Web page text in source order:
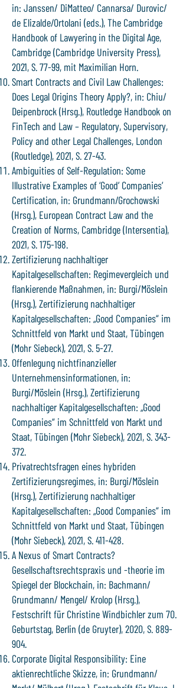
in: Janssen/ DiMatteo/ Cannarsa/ Durovic/
de Elizalde/Ortolani (eds.), The Cambridge
Handbook of Lawyering in the Digital Age,
Cambridge (Cambridge University Press),
2021, S. 77-99, mit Maximilian Horn.
Smart Contracts and Civil Law Challenges:
Does Legal Origins Theory Apply?, in: Chiu/
Deipenbrock (Hrsg.), Routledge Handbook on
FinTech and Law – Regulatory, Supervisory,
Policy and other Legal Challenges, London
(Routledge), 2021, S. 27-43.
Ambiguities of Self-Regulation: Some
Illustrative Examples of ‘Good’ Companies’
Certification, in: Grundmann/Grochowski
(Hrsg.), European Contract Law and the
Creation of Norms, Cambridge (Intersentia),
2021, S. 175-198.
Zertifizierung nachhaltiger
Kapitalgesellschaften: Regimevergleich und
flankierende Maßnahmen, in: Burgi/Möslein
(Hrsg.), Zertifizierung nachhaltiger
Kapitalgesellschaften: „Good Companies“ im
Schnittfeld von Markt und Staat, Tübingen
(Mohr Siebeck), 2021, S. 5-27.
Offenlegung nichtfinanzieller
Unternehmensinformationen, in:
Burgi/Möslein (Hrsg.), Zertifizierung
nachhaltiger Kapitalgesellschaften: „Good
Companies“ im Schnittfeld von Markt und
Staat, Tübingen (Mohr Siebeck), 2021, S. 343-
372.
Privatrechtsfragen eines hybriden
Zertifizierungsregimes, in: Burgi/Möslein
(Hrsg.), Zertifizierung nachhaltiger
Kapitalgesellschaften: „Good Companies“ im
Schnittfeld von Markt und Staat, Tübingen
(Mohr Siebeck), 2021, S. 411-428.
A Nexus of Smart Contracts?
Gesellschaftsrechtspraxis und -theorie im
Spiegel der Blockchain, in: Bachmann/
Grundmann/ Mengel/ Krolop (Hrsg.),
Festschrift für Christine Windbichler zum 70.
Geburtstag, Berlin (de Gruyter), 2020, S. 889-
904.
Corporate Digital Responsibility: Eine
aktienrechtliche Skizze, in: Grundmann/